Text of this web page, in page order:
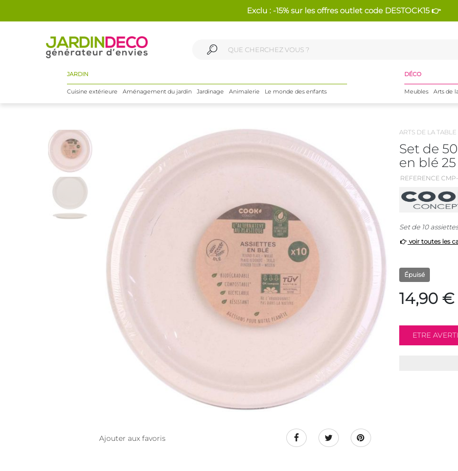
Exclu : -15% sur les offres outlet code DESTOCK15 👉
JARDIN
Cuisine extérieure Aménagement du jardin Jardinage Animalerie Le monde des enfants
DÉCO
Meubles Arts de
Ajouter aux favoris
ARTS DE LA TABLE
Set de
en blé
REFERENCE
Set de 10
voir toutes les
Épuisé
14,90 €